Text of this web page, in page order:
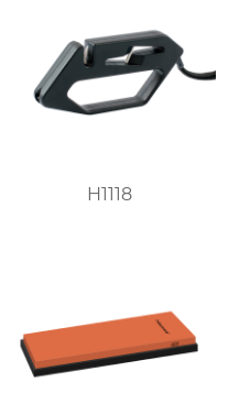
H1118